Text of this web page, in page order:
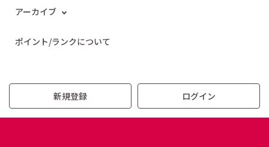
アーカイブ
ポイント/ランクについて
新規登録 ログイン